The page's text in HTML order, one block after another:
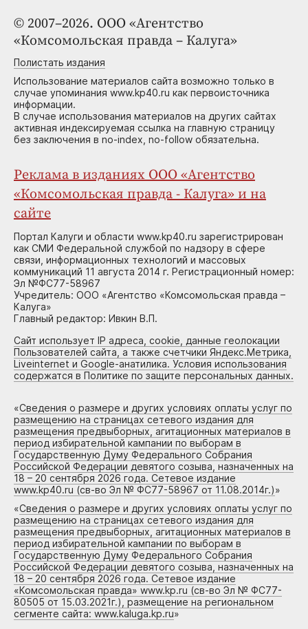
© 2007–2026. ООО «Агентство
«Комсомольская правда – Калуга»
Полистать издания
Использование материалов сайта возможно только в
случае упоминания www.kp40.ru как первоисточника
информации.
В случае использования материалов на других сайтах
активная индексируемая ссылка на главную страницу
без заключения в no-index, no-follow обязательна.
Реклама в изданиях ООО «Агентство
«Комсомольская правда - Калуга» и на
сайте
Портал Калуги и области www.kp40.ru зарегистрирован
как СМИ Федеральной службой по надзору в сфере
связи, информационных технологий и массовых
коммуникаций 11 августа 2014 г. Регистрационный номер:
Эл №ФС77-58967
Учредитель: ООО «Агентство «Комсомольская правда –
Калуга»
Главный редактор: Ивкин В.П.
Сайт использует IP адреса, cookie, данные геолокации
Пользователей сайта, а также счетчики Яндекс.Метрика,
Liveinternet и Google-анатилика. Условия использования
содержатся в Политике по защите персональных данных.
«Сведения о размере и других условиях оплаты услуг по
размещению на страницах сетевого издания для
размещения предвыборных, агитационных материалов в
период избирательной кампании по выборам в
Государственную Думу Федерального Собрания
Российской Федерации девятого созыва, назначенных на
18 – 20 сентября 2026 года. Сетевое издание
www.kp40.ru (св-во Эл № ФС77-58967 от 11.08.2014г.)»
«Сведения о размере и других условиях оплаты услуг по
размещению на страницах сетевого издания для
размещения предвыборных, агитационных материалов в
период избирательной кампании по выборам в
Государственную Думу Федерального Собрания
Российской Федерации девятого созыва, назначенных на
18 – 20 сентября 2026 года. Сетевое издание
«Комсомольская правда» www.kp.ru (св-во Эл № ФС77-
80505 от 15.03.2021г.), размещение на региональном
сегменте сайта: www.kaluga.kp.ru»